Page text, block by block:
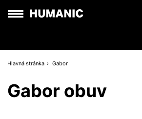
Hlavná stránka Gabor
Gabor obuv